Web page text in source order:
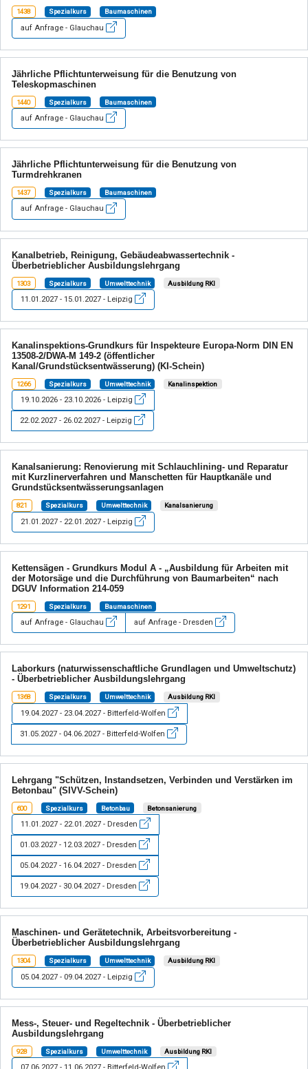
1438 Spezialkurs Baumaschinen
auf Anfrage - Glauchau
Jährliche Pflichtunterweisung für die Benutzung von
Teleskopmaschinen
1440 Spezialkurs Baumaschinen
auf Anfrage - Glauchau
Jährliche Pflichtunterweisung für die Benutzung von
Turmdrehkranen
1437 Spezialkurs Baumaschinen
auf Anfrage - Glauchau
Kanalbetrieb, Reinigung, Gebäudeabwassertechnik -
Überbetrieblicher Ausbildungslehrgang
1303 Spezialkurs Umwelttechnik Ausbildung RKI
11.01.2027 - 15.01.2027 - Leipzig
Kanalinspektions-Grundkurs für Inspekteure Europa-Norm DIN EN
13508-2/DWA-M 149-2 (öffentlicher
Kanal/Grundstücksentwässerung) (KI-Schein)
1266 Spezialkurs Umwelttechnik Kanalinspektion
19.10.2026 - 23.10.2026 - Leipzig
22.02.2027 - 26.02.2027 - Leipzig
Kanalsanierung: Renovierung mit Schlauchlining- und Reparatur
mit Kurzlinerverfahren und Manschetten für Hauptkanäle und
Grundstücksentwässerungsanlagen
821 Spezialkurs Umwelttechnik Kanalsanierung
21.01.2027 - 22.01.2027 - Leipzig
Kettensägen - Grundkurs Modul A - „Ausbildung für Arbeiten mit
der Motorsäge und die Durchführung von Baumarbeiten“ nach
DGUV Information 214-059
1291 Spezialkurs Baumaschinen
auf Anfrage - Glauchau auf Anfrage - Dresden
Laborkurs (naturwissenschaftliche Grundlagen und Umweltschutz)
- Überbetrieblicher Ausbildungslehrgang
1368 Spezialkurs Umwelttechnik Ausbildung RKI
19.04.2027 - 23.04.2027 - Bitterfeld-Wolfen
31.05.2027 - 04.06.2027 - Bitterfeld-Wolfen
Lehrgang "Schützen, Instandsetzen, Verbinden und Verstärken im
Betonbau" (SIVV-Schein)
600 Spezialkurs Betonbau Betonsanierung
11.01.2027 - 22.01.2027 - Dresden
01.03.2027 - 12.03.2027 - Dresden
05.04.2027 - 16.04.2027 - Dresden
19.04.2027 - 30.04.2027 - Dresden
Maschinen- und Gerätetechnik, Arbeitsvorbereitung -
Überbetrieblicher Ausbildungslehrgang
1304 Spezialkurs Umwelttechnik Ausbildung RKI
05.04.2027 - 09.04.2027 - Leipzig
Mess-, Steuer- und Regeltechnik - Überbetrieblicher
Ausbildungslehrgang
928 Spezialkurs Umwelttechnik Ausbildung RKI